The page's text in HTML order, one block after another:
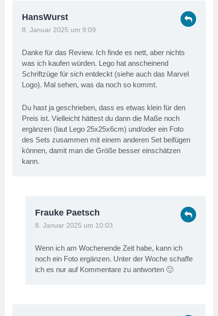
HansWurst
8. Januar 2025 um 9:09
Danke für das Review. Ich finde es nett, aber nichts
was ich kaufen würden. Lego hat anscheinend
Schriftzüge für sich entdeckt (siehe auch das Marvel
Logo). Mal sehen, was da noch so kommt.
Du hast ja geschrieben, dass es etwas klein für den
Preis ist. Vielleicht hättest du dann die Maße noch
ergänzen (laut Lego 25x25x6cm) und/oder ein Foto
des Sets zusammen mit einem anderen Set beifügen
können, damit man die Größe besser einschätzen
kann.
Frauke Paetsch
8. Januar 2025 um 10:03
Wenn ich am Wochenende Zeit habe, kann ich
noch ein Foto ergänzen. Unter der Woche schaffe
ich es nur auf Kommentare zu antworten 🙂